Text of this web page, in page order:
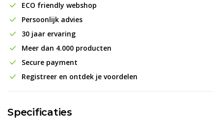
ECO friendly webshop
Persoonlijk advies
30 jaar ervaring
Meer dan 4.000 producten
Secure payment
Registreer en ontdek je voordelen
Specificaties